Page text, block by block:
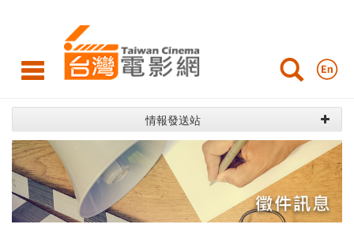
電
影
網 情報發送站